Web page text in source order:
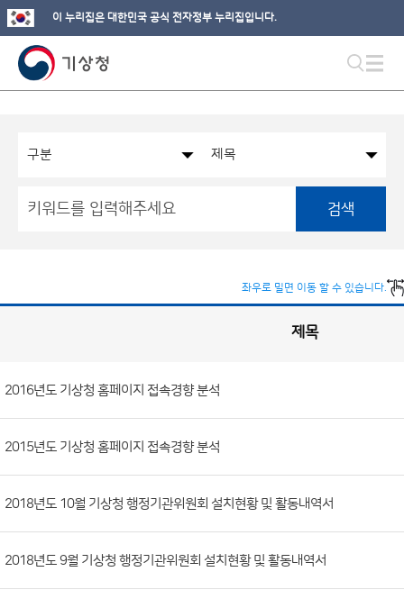
이 누리집은 대한민국 공식 전자정부 누리집입니다.
검색
좌우로 밀면 이동 할 수 있습니다.
공
개
정
보
목
록
류,
첨
부
제목
2016년도 기상청 홈페이지 접속경향 분석
2015년도 기상청 홈페이지 접속경향 분석
2018년도 10월 기상청 행정기관위원회 설치현황 및 활동내역서
2018년도 9월 기상청 행정기관위원회 설치현황 및 활동내역서